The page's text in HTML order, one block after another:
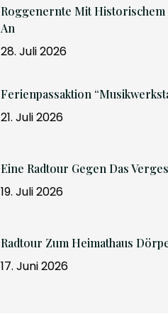
Roggenernte Mit Historischem
An
28. Juli 2026
Ferienpassaktion
21. Juli 2026
Eine Radtour Gegen Das
19. Juli 2026
Radtour Zum Heimathaus
17. Juni 2026